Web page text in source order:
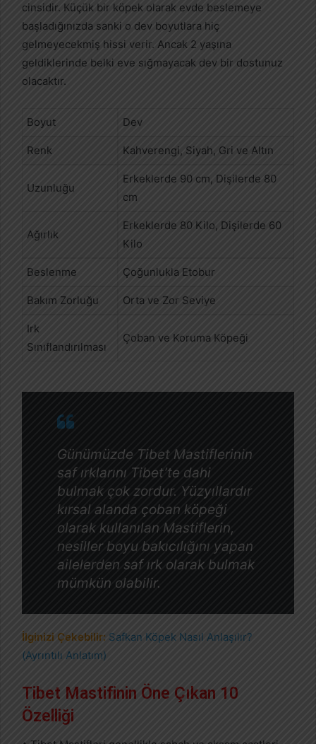
cinsidir. Küçük bir köpek olarak evde beslemeye
başladığınızda sanki o dev boyutlara hiç
gelmeyecekmiş hissi verir. Ancak 2 yaşına
geldiklerinde belki eve sığmayacak dev bir dostunuz
olacaktır.
Boyut Dev
Renk Kahverengi, Siyah, Gri ve Altın
Uzunluğu
Erkeklerde 90 cm, Dişilerde 80
cm
Ağırlık
Erkeklerde 80 Kilo, Dişilerde 60
Kilo
Beslenme Çoğunlukla Etobur
Bakım Zorluğu Orta ve Zor Seviye
Irk
Sınıflandırılması
Çoban ve Koruma Köpeği
Günümüzde Tibet Mastiflerinin
saf ırklarını Tibet’te dahi
bulmak çok zordur. Yüzyıllardır
kırsal alanda çoban köpeği
olarak kullanılan Mastiflerin,
nesiller boyu bakıcılığını yapan
ailelerden saf ırk olarak bulmak
mümkün olabilir.
İlginizi Çekebilir: Safkan Köpek Nasıl Anlaşılır?
(Ayrıntılı Anlatım)
Tibet Mastifinin Öne Çıkan 10
Özelliği